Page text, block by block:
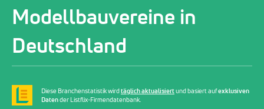
Modellbauvereine in
Deutschland
Diese Branchenstatistik wirdtäglich aktualisiertund basiert aufexklusiven
Datender Listflix-Firmendatenbank.